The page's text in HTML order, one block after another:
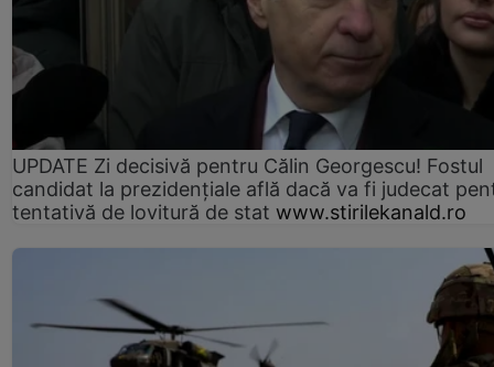
UPDATE Zi decisivă pentru Călin Georgescu! Fostul
candidat la prezidențiale află dacă va fi judecat
tentativă de lovitură de stat www.stirilekanald.ro